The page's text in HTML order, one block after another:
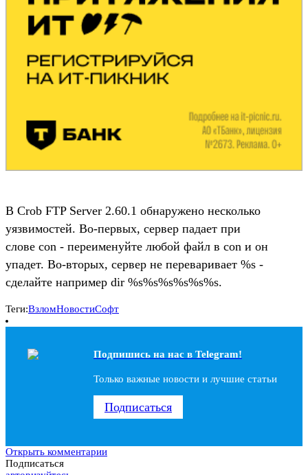
В Crob FTP Server 2.60.1 обнаружено несколько
уязвимостей. Во-первых, сервер падает при
слове con - переименуйте любой файл в con и он
упадет. Во-вторых, сервер не переваривает %s -
сделайте например dir %s%s%s%s%s%s.
Теги:ВзломНовостиСофт
Подпишись на наc в Telegram!
Только важные новости и лучшие статьи
Подписаться
Открыть комментарии
Подписаться